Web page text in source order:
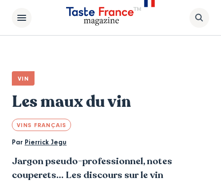
VIN
Les maux du vin
VINS FRANÇAIS
Par Pierrick Jegu
Jargon pseudo-professionnel, notes
couperets… Les discours sur le vin